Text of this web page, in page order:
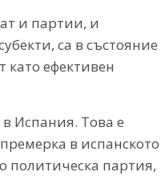
и партии, и
са в състояние
като ефективен
Испания. Това е
в испанското
политическа партия,